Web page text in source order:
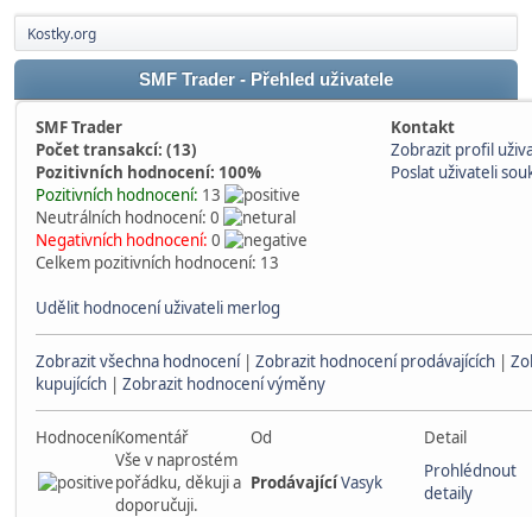
Kostky.org
SMF Trader - Přehled uživatele
SMF Trader
Kontakt
Počet transakcí: (13)
Zobrazit profil
Pozitivních hodnocení: 100%
Poslat uživateli
Pozitivních hodnocení: 13
Neutrálních hodnocení: 0
Negativních hodnocení: 0
Celkem pozitivních hodnocení: 13
Udělit hodnocení uživateli merlog
Zobrazit všechna hodnocení| Zobrazit hodnocení prodávajících |
kupujících | Zobrazit hodnocení výměny
HodnoceníKomentář Od
Detail
Vše v naprostém
pořádku, děkuji a
doporučuji.
ProdávajícíVasyk
Prohlédnout
detaily